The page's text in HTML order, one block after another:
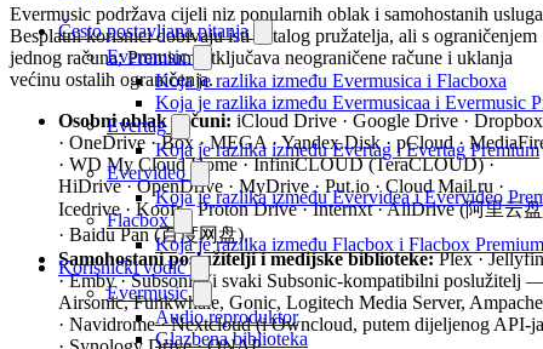
Često postavljana pitanja
Evermusic
Koja je razlika između Evermusica i Flacboxa
Koja je razlika između Evermusicaa i Evermusic
Evertag
Koja je razlika između Evertag i Evertag Premium
Evervideo
Koja je razlika između Evervidea i Evervideo
Flacbox
Koja je razlika između Flacbox i Flacbox
Korisnički vodič
Evermusic
Audio reproduktor
Glazbena biblioteka
Evermusic podržava cijeli niz popularnih oblak i samohostanih
Besplatni korisnici dobivaju isti katalog pružatelja, ali s ograničenjem
jednog računa; Premium otključava neograničene račune i uklanja
većinu ostalih ograničenja.
Osobni oblak računi: iCloud Drive · Google Drive · Dropbox
· OneDrive · Box · MEGA · Yandex.Disk · pCloud ·
· WD My Cloud Home · InfiniCLOUD (TeraCLOUD) ·
HiDrive · OpenDrive · MyDrive · Put.io · Cloud Mail.ru ·
Icedrive · Koofr · Proton Drive · Internxt · AliDrive (阿里云
· Baidu Pan (百度网盘).
Samohostani poslužitelji i medijske biblioteke:Plex · Jellyfin
· Emby · Subsonic (i svaki Subsonic-kompatibilni poslužitelj
Airsonic, Funkwhale, Gonic, Logitech Media Server,
· Navidrome · Nextcloud (i Owncloud, putem dijeljenog API-